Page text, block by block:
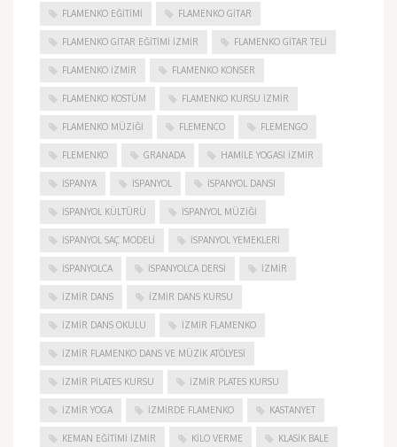
FLAMENKO EĞITIMI FLAMENKO GITAR
FLAMENKO GITAR EĞITIMI İZMIR FLAMENKO GITAR TELI
FLAMENKO IZMIR FLAMENKO KONSER
FLAMENKO KOSTÜM FLAMENKO KURSU İZMIR
FLAMENKO MÜZIĞI FLEMENCO FLEMENGO
FLEMENKO GRANADA HAMILE YOGASI İZMIR
ISPANYA İSPANYOL İSPANYOL DANSI
İSPANYOL KÜLTÜRÜ İSPANYOL MÜZIĞI
İSPANYOL SAÇ MODELI İSPANYOL YEMEKLERI
İSPANYOLCA İSPANYOLCA DERSI IZMIR
IZMIR DANS IZMIR DANS KURSU
IZMIR DANS OKULU IZMIR FLAMENKO
İZMIR FLAMENKO DANS VE MÜZIK ATÖLYESI
İZMIR PILATES KURSU İZMIR PLATES KURSU
İZMIR YOGA IZMIRDE FLAMENKO KASTANYET
KEMAN EĞITIMI İZMIR KILO VERME KLASIK BALE